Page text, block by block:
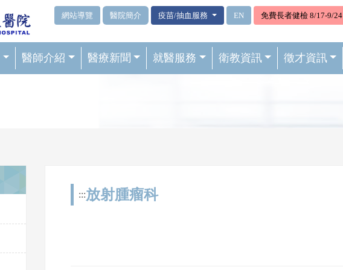
網站導覽 醫院簡介 疫苗/抽血服務 EN 免費長者健檢 8/17-9/24
醫師介紹 醫療新聞 就醫服務 衛教資訊 徵才資訊
:::放射腫瘤科